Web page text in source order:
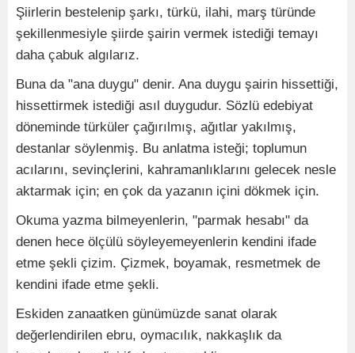
Şiirlerin bestelenip şarkı, türkü, ilahi, marş türünde
şekillenmesiyle şiirde şairin vermek istediği temayı
daha çabuk algılarız.
Buna da "ana duygu" denir. Ana duygu şairin hissettiği,
hissettirmek istediği asıl duygudur. Sözlü edebiyat
döneminde türküler çağırılmış, ağıtlar yakılmış,
destanlar söylenmiş. Bu anlatma isteği; toplumun
acılarını, sevinçlerini, kahramanlıklarını gelecek nesle
aktarmak için; en çok da yazanın içini dökmek için.
Okuma yazma bilmeyenlerin, "parmak hesabı" da
denen hece ölçülü söyleyemeyenlerin kendini ifade
etme şekli çizim. Çizmek, boyamak, resmetmek de
kendini ifade etme şekli.
Eskiden zanaatken günümüzde sanat olarak
değerlendirilen ebru, oymacılık, nakkaşlık da